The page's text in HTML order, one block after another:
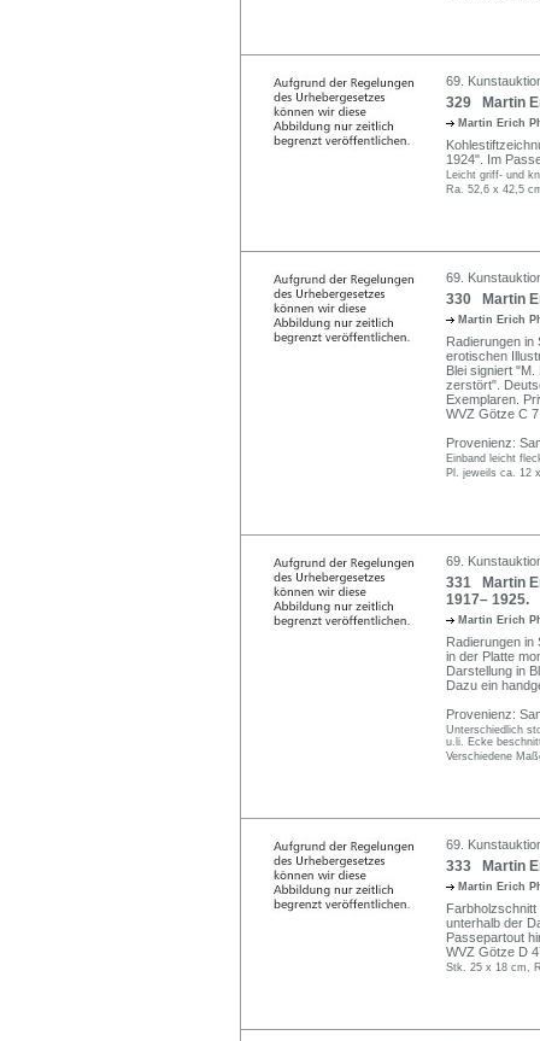
69.
329 Martin
Martin Erich
1924". Im
Leicht griff- und
Ra. 52,6 x 42,5
69.
330 Martin
Martin Erich
Radierungen in
erotischen
Blei signiert
zerstört".
Exemplaren.
WVZ Götze C
Provenienz:
Einband leicht
Pl. jeweils ca. 12
69.
331 Martin
1917– 1925.
Martin Erich
Radierungen in
in der Platte
Darstellung in
Dazu ein
Provenienz:
Unterschiedlich
u.li. Ecke
Verschiedene
69.
333 Martin
Martin Erich
unterhalb der
Passepartout
WVZ Götze D
Stk. 25 x 18 cm,